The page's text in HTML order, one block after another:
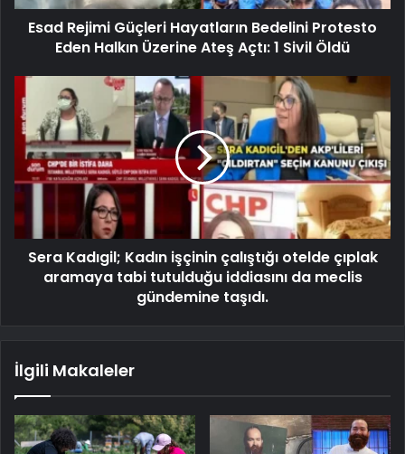
Esad Rejimi Güçleri Hayatların Bedelini Protesto
Eden Halkın Üzerine Ateş Açtı: 1 Sivil Öldü
Sera Kadıgil; Kadın işçinin çalıştığı otelde çıplak
aramaya tabi tutulduğu iddiasını da meclis
gündemine taşıdı.
İlgili Makaleler